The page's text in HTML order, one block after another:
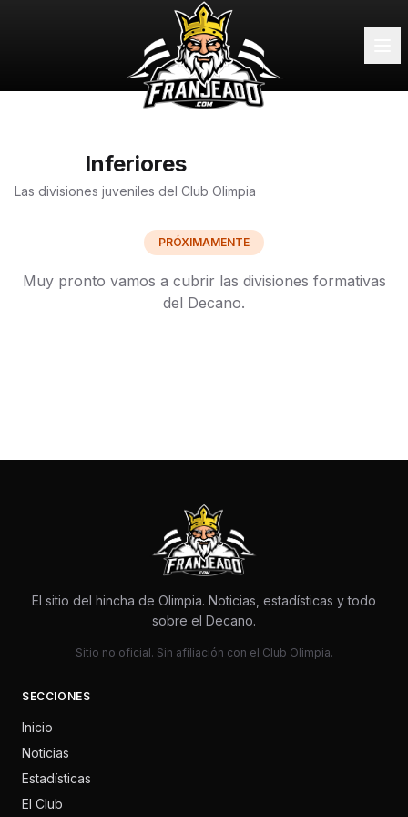
Inferiores
Las divisiones juveniles del Club Olimpia
PRÓXIMAMENTE
Muy pronto vamos a cubrir las divisiones formativas
del Decano.
El sitio del hincha de Olimpia. Noticias, estadísticas y todo
sobre el Decano.
Sitio no oficial. Sin afiliación con el Club Olimpia.
SECCIONES
Inicio
Noticias
Estadísticas
El Club